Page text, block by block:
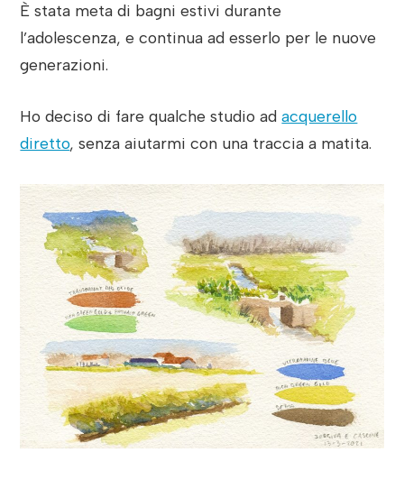
È stata meta di bagni estivi durante
l’adolescenza, e continua ad esserlo per le nuove
generazioni.
Ho deciso di fare qualche studio adacquerello
diretto, senza aiutarmi con una traccia a matita.